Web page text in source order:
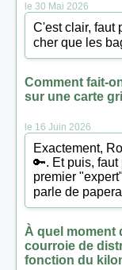
le 30 Mai 2026
C'est clair, faut
cher que les
Comment fait-
sur une carte
le 16 Juin 2026
Exactement,
🔑. Et puis,
premier
parle de
À quel moment
courroie de
fonction du